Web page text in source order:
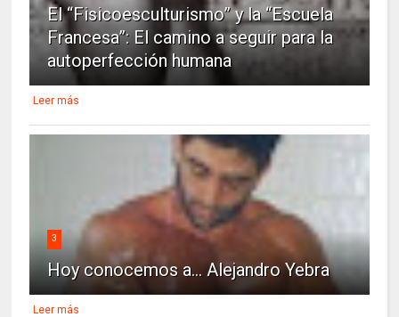
El “Fisicoesculturismo” y la “Escuela
Francesa”: El camino a seguir para la
autoperfección humana
Leer más
3
Hoy conocemos a... Alejandro Yebra
Leer más